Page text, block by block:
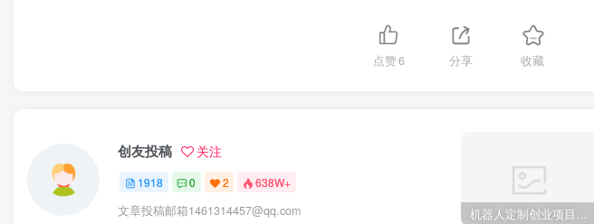
点赞6 分享 收藏
创友投稿 关注
1918 0 2 638W+
文章投稿邮箱1461314457@qq.com 机器人定制创业项目需要注意什么